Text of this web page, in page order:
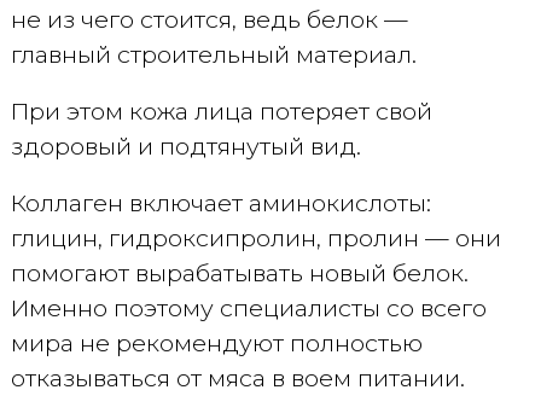
не из чего стоится, ведь белок —
главный строительный материал.
При этом кожа лица потеряет свой
здоровый и подтянутый вид.
Коллаген включает аминокислоты:
глицин, гидроксипролин, пролин — они
помогают вырабатывать новый белок.
Именно поэтому специалисты со всего
мира не рекомендуют полностью
отказываться от мяса в воем питании.